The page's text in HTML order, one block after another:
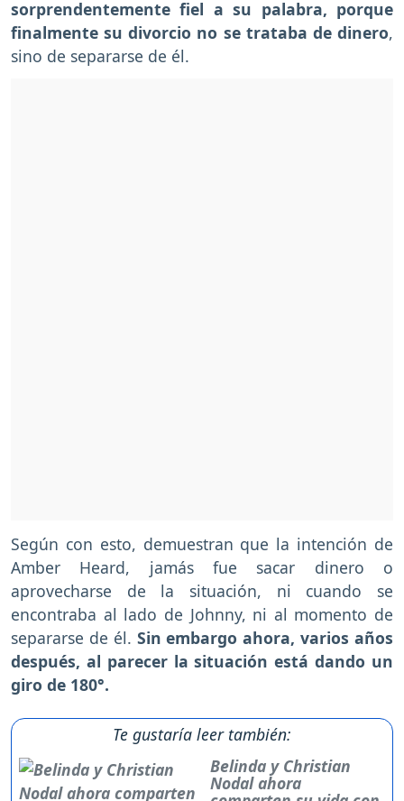
sorprendentemente fiel a su palabra, porque
finalmente su divorcio no se trataba de dinero,
sino de separarse de él.
Según con esto, demuestran que la intención de
Amber Heard, jamás fue sacar dinero o
aprovecharse de la situación, ni cuando se
encontraba al lado de Johnny, ni al momento de
separarse de él. Sin embargo ahora, varios años
después, al parecer la situación está dando un
giro de 180°.
Te gustaría leer también:
Belinda y Christian
Nodal ahora